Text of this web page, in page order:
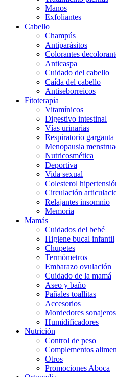
Manos
Exfoliantes
Cabello
Champús
Antiparásitos
Colorantes
Anticaspa
Cuidado del cabello
Caída del cabello
Antiseborreicos
Fitoterapia
Vitamínicos
Digestivo intestinal
Vías urinarias
Respiratorio garganta
Menopausia
Nutricosmética
Deportiva
Vida sexual
Colesterol
Circulación
Relajantes insomnio
Memoria
Mamás
Cuidados del bebé
Higiene bucal infantil
Chupetes
Termómetros
Embarazo ovulación
Cuidado de la mamá
Aseo y baño
Pañales toallitas
Accesorios
Mordedores sonajeros
Humidificadores
Nutrición
Control de peso
Complementos
Otros
Promociones Aboca